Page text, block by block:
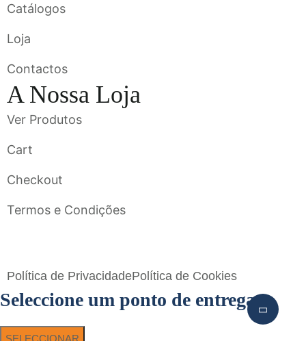
Catálogos
Loja
Contactos
A Nossa Loja
Ver Produtos
Cart
Checkout
Termos e Condições
Política de PrivacidadePolítica de Cookies
Seleccione um ponto de entrega
SELECCIONAR